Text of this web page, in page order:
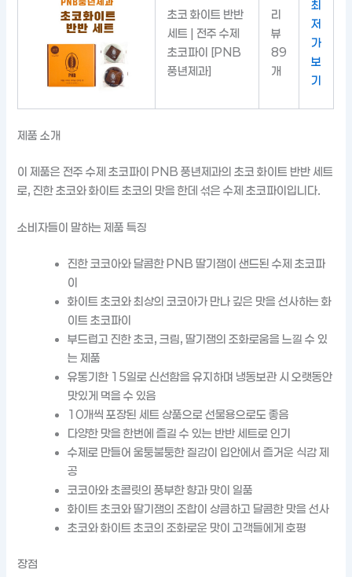
초코 화이트 반반
세트 | 전주 수제
초코파이 [PNB
풍년제과]
리
뷰
89
개
최
저
가
보
기
제품 소개
이 제품은 전주 수제 초코파이 PNB 풍년제과의 초코 화이트 반반 세트
로, 진한 초코와 화이트 초코의 맛을 한데 섞은 수제 초코파이입니다.
소비자들이 말하는 제품 특징
진한 코코아와 달콤한 PNB 딸기잼이 샌드된 수제 초코파
이
화이트 초코와 최상의 코코아가 만나 깊은 맛을 선사하는 화
이트 초코파이
부드럽고 진한 초코, 크림, 딸기잼의 조화로움을 느낄 수 있
는 제품
유통기한 15일로 신선함을 유지하며 냉동보관 시 오랫동안
맛있게 먹을 수 있음
10개씩 포장된 세트 상품으로 선물용으로도 좋음
다양한 맛을 한번에 즐길 수 있는 반반 세트로 인기
수제로 만들어 울퉁불퉁한 질감이 입안에서 즐거운 식감 제
공
코코아와 초콜릿의 풍부한 향과 맛이 일품
화이트 초코와 딸기잼의 조합이 상큼하고 달콤한 맛을 선사
초코와 화이트 초코의 조화로운 맛이 고객들에게 호평
장점